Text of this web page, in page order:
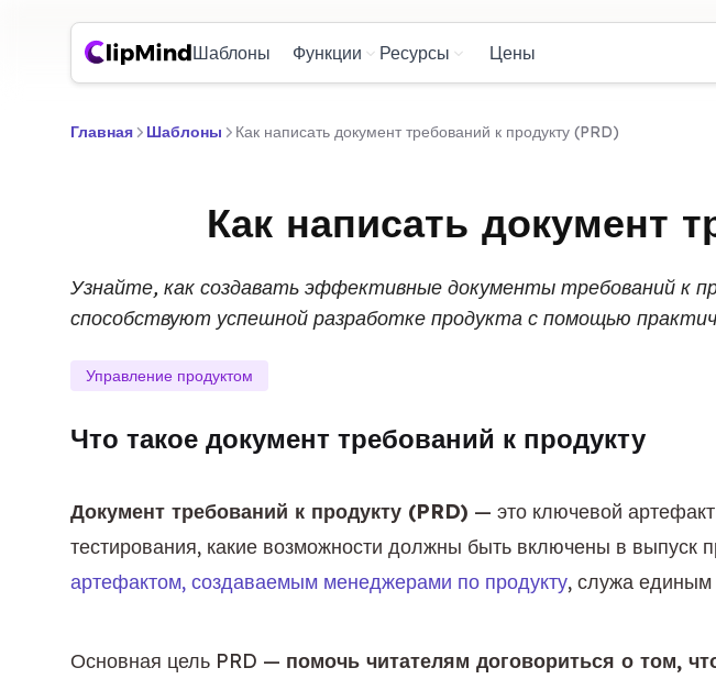
Шаблоны Функции Ресурсы Цены
Главная Шаблоны Как написать документ требований к продукту (PRD)
Как написать документ
Узнайте, как создавать эффективные документы требований к
способствуют успешной разработке продукта с помощью
Управление продуктом
Что такое документ требований к продукту
Документ требований к продукту (PRD) — это ключевой
тестирования, какие возможности должны быть включены в выпуск
артефактом, создаваемым менеджерами по продукту, служа единым
Основная цель PRD — помочь читателям договориться о том,